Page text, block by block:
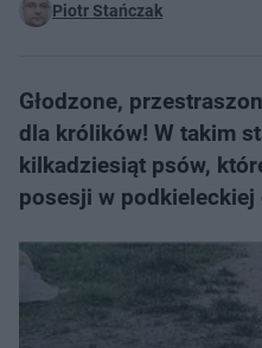
Piotr Stańczak
Głodzone,
dla królików! W takim
kilkadziesiąt psów,
posesji w podkieleckiej